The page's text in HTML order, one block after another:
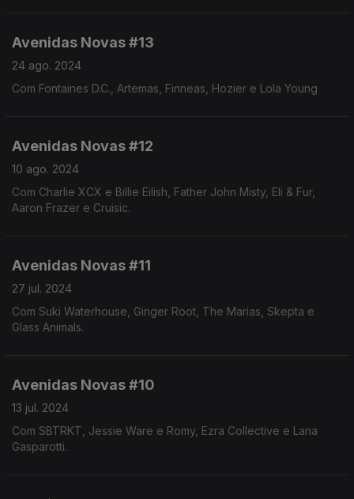
Avenidas Novas #13
24 ago. 2024
Com Fontaines D.C., Artemas, Finneas, Hozier e Lola Young
Avenidas Novas #12
10 ago. 2024
Com Charlie XCX e Billie Eilish, Father John Misty, Eli & Fur,
Aaron Frazer e Cruisic.
Avenidas Novas #11
27 jul. 2024
Com Suki Waterhouse, Ginger Root, The Marias, Skepta e
Glass Animals.
Avenidas Novas #10
13 jul. 2024
Com SBTRKT, Jessie Ware e Romy, Ezra Collective e Lana
Gasparotti.